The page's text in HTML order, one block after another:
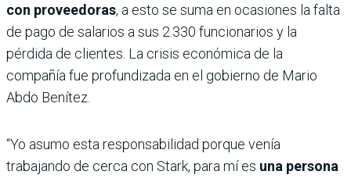
con proveedoras, a esto se suma en ocasiones la falta
de pago de salarios a sus 2.330 funcionarios y la
pérdida de clientes. La crisis económica de la
compañía fue profundizada en el gobierno de Mario
Abdo Benítez.
“Yo asumo esta responsabilidad porque venía
trabajando de cerca con Stark, para mí es una persona